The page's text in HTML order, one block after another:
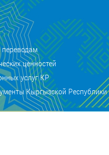
ценностей
услуг КР
Кыргызской Республики